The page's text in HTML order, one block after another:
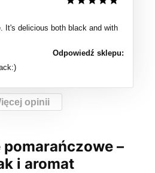
It's delicious both black and with
Odpowiedź sklepu:
opinii
–
i aromat